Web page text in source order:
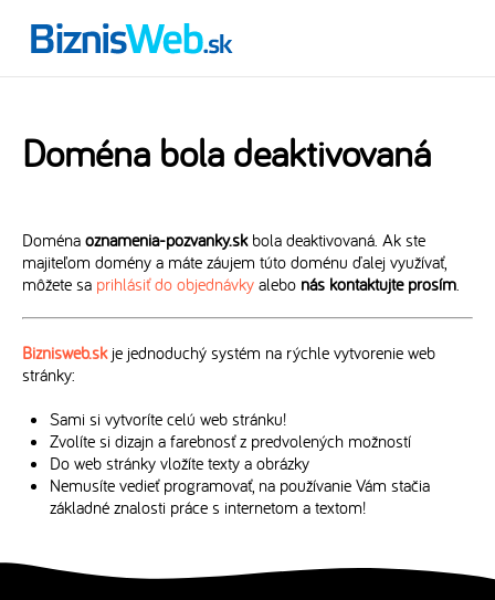
Doména bola deaktivovaná
Doména oznamenia-pozvanky.skbola deaktivovaná. Ak ste
majiteľom domény a máte záujem túto doménu ďalej využívať,
môžete sa prihlásiť do objednávky alebo nás kontaktujte prosím.
Biznisweb.skje jednoduchý systém na rýchle vytvorenie web
stránky:
Sami si vytvoríte celú web stránku!
Zvolíte si dizajn a farebnosť z predvolených možností
Do web stránky vložíte texty a obrázky
Nemusíte vedieť programovať, na používanie Vám stačia
základné znalosti práce s internetom a textom!